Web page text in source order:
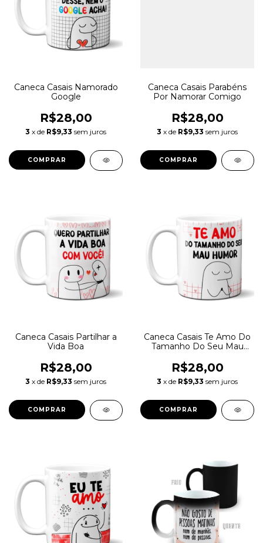
Caneca Casais Namorado
Google
R$28,00
3 x de R$9,33 sem juros
Caneca Casais Parabéns
Por Namorar Comigo
R$28,00
3 x de R$9,33 sem juros
Caneca Casais Partilhar a
Vida Boa
R$28,00
3 x de R$9,33 sem juros
Caneca Casais Te Amo Do
Tamanho Do Seu Mau
R$28,00
3 x de R$9,33 sem juros